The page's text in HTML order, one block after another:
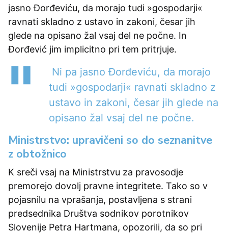
jasno Đorđeviću, da morajo tudi »gospodarji«
ravnati skladno z ustavo in zakoni, česar jih
glede na opisano žal vsaj del ne počne. In
Đorđević jim implicitno pri tem pritrjuje.
Ni pa jasno Đorđeviću, da morajo
tudi »gospodarji« ravnati skladno z
ustavo in zakoni, česar jih glede na
opisano žal vsaj del ne počne.
Ministrstvo: upravičeni so do seznanitve
z obtožnico
K sreči vsaj na Ministrstvu za pravosodje
premorejo dovolj pravne integritete. Tako so v
pojasnilu na vprašanja, postavljena s strani
predsednika Društva sodnikov porotnikov
Slovenije Petra Hartmana, opozorili, da so pri